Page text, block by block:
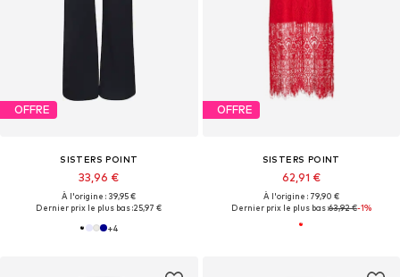
OFFRE
SISTERS POINT
33,96 €
À l'origine : 39,95 €
Dernier prix le plus bas :25,97 €
+4
OFFRE
SISTERS POINT
62,91 €
À l'origine : 79,90 €
Dernier prix le plus bas :63,92 €-1%